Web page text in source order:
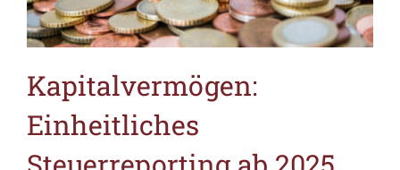
Kapitalvermögen:
Einheitliches